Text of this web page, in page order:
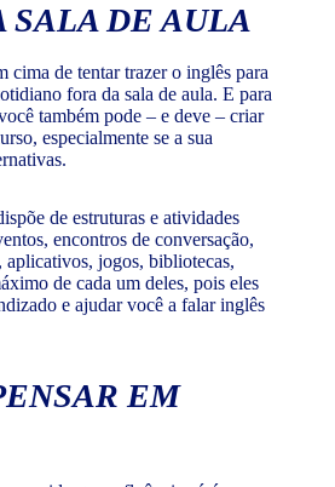
SALA DE AULA
cima de tentar trazer o inglês para
fora da sala de aula. E para
também pode – e deve – criar
especialmente se a sua
de estruturas e atividades
encontros de conversação,
aplicativos, jogos, bibliotecas,
de cada um deles, pois eles
e ajudar você a falar inglês
EM